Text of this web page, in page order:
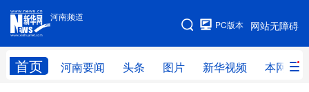
河南频道
网站无障碍
PC版本
首页 河南要闻 头条 图片 新华视频 本网原创
河南频道
网站地图